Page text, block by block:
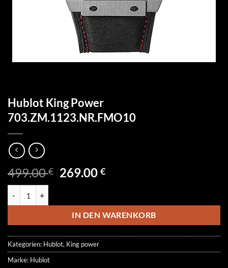
Hublot King Power
703.ZM.1123.NR.FMO10
499.00€ Ursprünglicher
499.00 €
269.00€Aktueller
269.00 €.
IN DEN WARENKORB
Kategorien: Hublot, King power
Marke: Hublot